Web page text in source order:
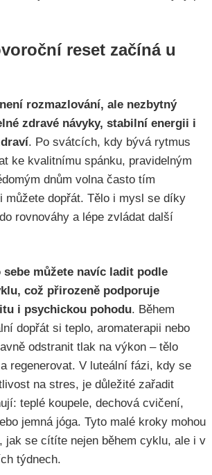
reset začíná u
rozmazlování, ale nezbytný
zdravé návyky, stabilní energii i
. Po svátcích, kdy bývá rytmus
ke kvalitnímu spánku, pravidelným
dnům volna často tím
můžete dopřát. Tělo i mysl se díky
rovnováhy a lépe zvládat další
můžete navíc ladit podle
což přirozeně podporuje
i psychickou pohodu. Během
dopřát si teplo, aromaterapii nebo
odstranit tlak na výkon – tělo
regenerovat. V luteální fázi, kdy se
na stres, je důležité zařadit
teplé koupele, dechová cvičení,
jemná jóga. Tyto malé kroky mohou
jak se cítíte nejen během cyklu, ale i v
týdnech.